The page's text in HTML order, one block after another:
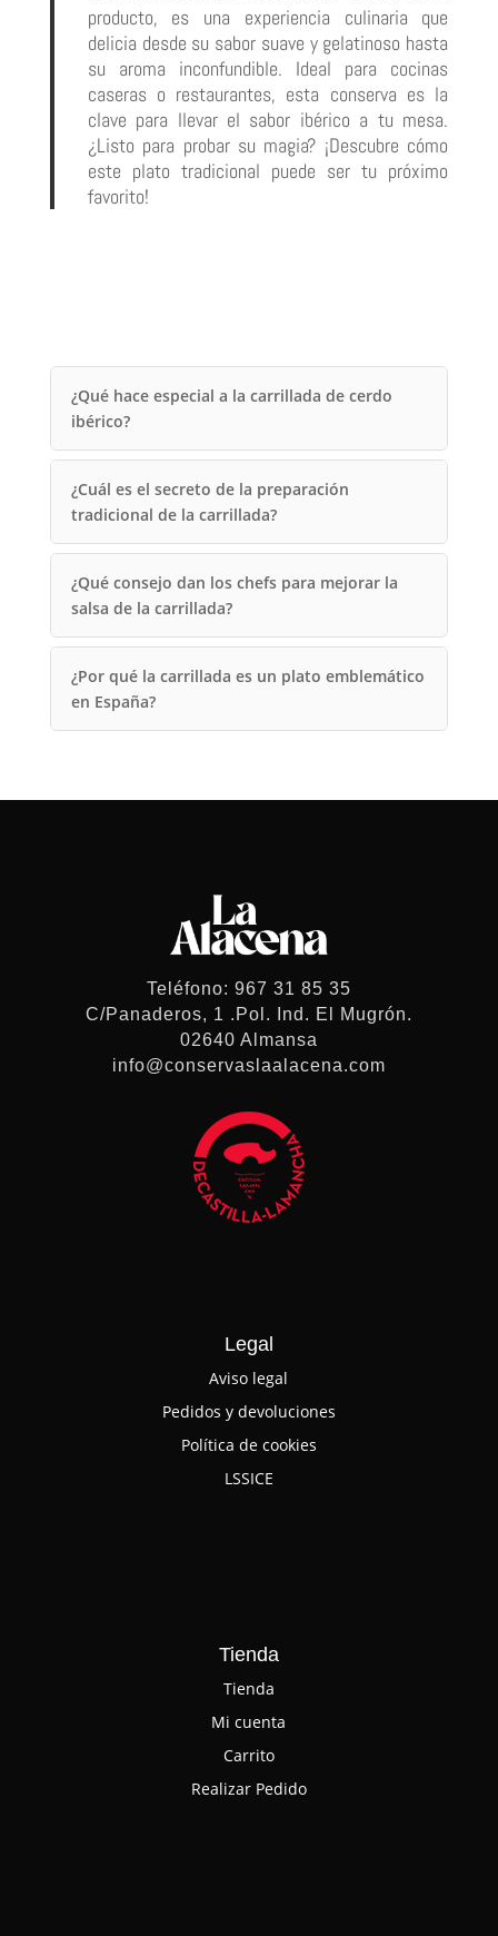
producto, es una experiencia culinaria que
delicia desde su sabor suave y gelatinoso hasta
su aroma inconfundible. Ideal para cocinas
caseras o restaurantes, esta conserva es la
clave para llevar el sabor ibérico a tu mesa.
¿Listo para probar su magia? ¡Descubre cómo
este plato tradicional puede ser tu próximo
favorito!
¿Qué hace especial a la carrillada de cerdo
ibérico?
¿Cuál es el secreto de la preparación
tradicional de la carrillada?
¿Qué consejo dan los chefs para mejorar la
salsa de la carrillada?
¿Por qué la carrillada es un plato emblemático
en España?
Teléfono: 967 31 85 35
C/Panaderos, 1 .Pol. Ind. El Mugrón.
02640 Almansa
info@conservaslaalacena.com
Legal
Aviso legal
Pedidos y devoluciones
Política de cookies
LSSICE
Tienda
Tienda
Mi cuenta
Carrito
Realizar Pedido